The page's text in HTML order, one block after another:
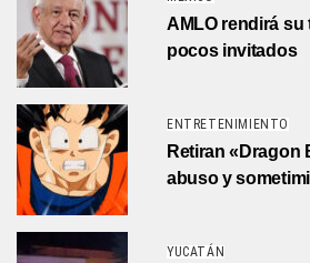
AMLO rendirá su
pocos invitados
ENTRETENIMIENTO
Retiran «Dragon
abuso y
YUCATÁN